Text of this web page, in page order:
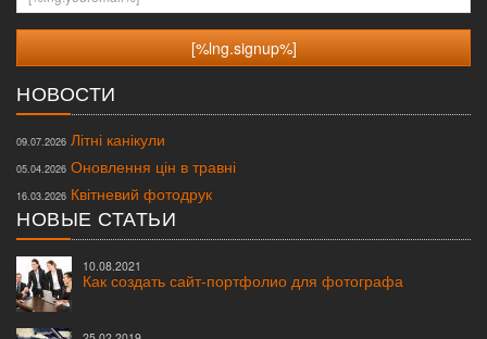
НОВОСТИ
09.07.2026 Літні канікули
05.04.2026 Оновлення цін в травні
16.03.2026 Квітневий фотодрук
НОВЫЕ СТАТЬИ
10.08.2021
Как создать сайт-портфолио для фотографа